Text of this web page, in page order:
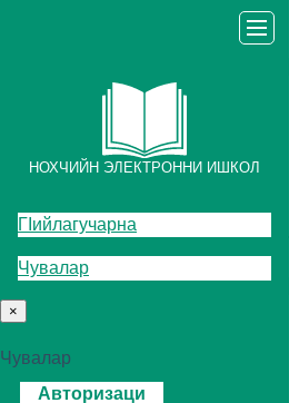
НОХЧИЙН ЭЛЕКТРОННИ ИШКОЛ
ГIийлагучарна
Чувалар
×
Чувалар
Авторизаци